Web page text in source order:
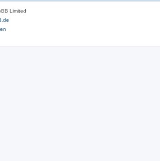
Limited